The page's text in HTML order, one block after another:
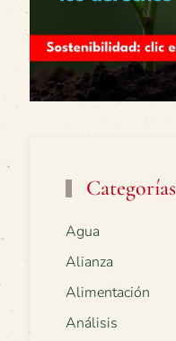
Categorías
Agua
Alianza
Alimentación
Análisis